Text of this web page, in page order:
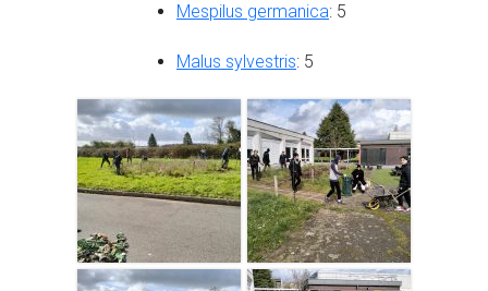
Mespilus germanica: 5
Malus sylvestris: 5